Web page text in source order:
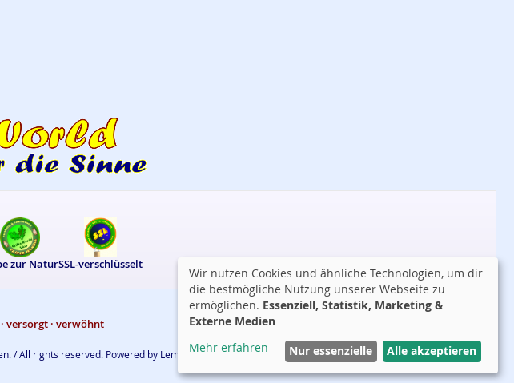
zur NaturSSL-verschlüsselt
versorgt · verwöhnt
/ All rights reserved. Powered by Lemmy Tauer
Wir nutzen Cookies und ähnliche Technologien, um dir
die bestmögliche Nutzung unserer Webseite zu
ermöglichen. Essenziell, Statistik, Marketing &
Externe Medien
Mehr erfahren
Nur essenzielle Alle akzeptieren